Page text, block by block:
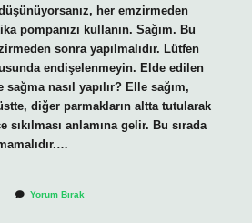
her emzirmeden
pompanızı kullanın. Sağım. Bu
sonra yapılmalıdır. Lütfen
endişelenmeyin. Elde edilen
nasıl yapılır? Elle sağım,
diğer parmakların altta tutularak
sıkılması anlamına gelir. Bu sırada
Yorum Bırak